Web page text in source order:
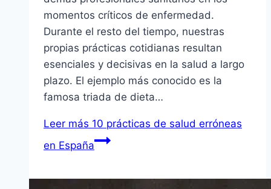
momentos crí­ticos de enfermedad.
Durante el resto del tiempo, nuestras
propias prácticas cotidianas resultan
esenciales y decisivas en la salud a largo
plazo. El ejemplo más conocido es la
famosa triada de dieta…
Leer más 10 prácticas de salud erróneas
en España